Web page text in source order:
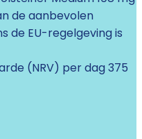
de aanbevolen
de EU-regelgeving is
(NRV) per dag 375